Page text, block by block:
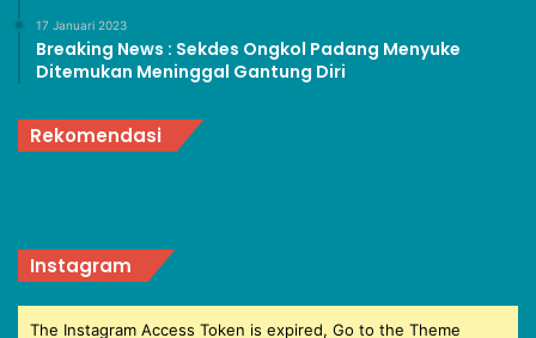
17 Januari 2023
Breaking News : Sekdes Ongkol Padang Menyuke
Ditemukan Meninggal Gantung Diri
Rekomendasi
Instagram
The Instagram Access Token is expired, Go to the Theme